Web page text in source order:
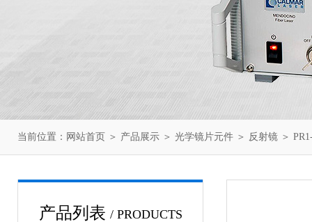
当前位置： 网站首页 ＞ 产品展示 ＞ 光学镜片元件 ＞ 反射镜 ＞
产品列表 / PRODUCTS